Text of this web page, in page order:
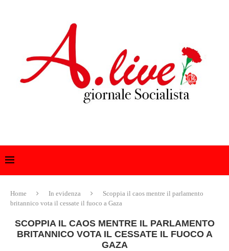
Home In evidenza
Scoppia il caos mentre il parlamento
britannico vota il cessate il fuoco a Gaza
SCOPPIA IL CAOS MENTRE IL PARLAMENTO
BRITANNICO VOTA IL CESSATE IL FUOCO A
GAZA